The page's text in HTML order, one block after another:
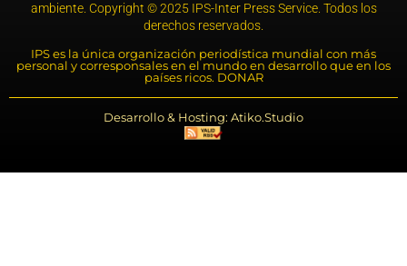
ambiente. Copyright © 2025 IPS-Inter Press Service. Todos los
derechos reservados.
IPS es la única organización periodística mundial con más
personal y corresponsales en el mundo en desarrollo que en los
países ricos. DONAR
Desarrollo & Hosting: Atiko.Studio